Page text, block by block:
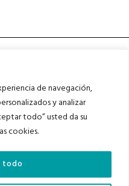
de navegación,
y analizar
todo” usted da su
cookies.
por